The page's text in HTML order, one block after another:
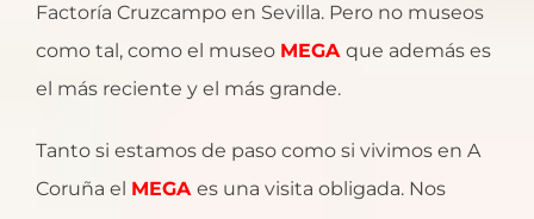
Factoría Cruzcampo en Sevilla. Pero no museos
como tal, como el museo MEGA que además es
el más reciente y el más grande.
Tanto si estamos de paso como si vivimos en A
Coruña el MEGA es una visita obligada. Nos